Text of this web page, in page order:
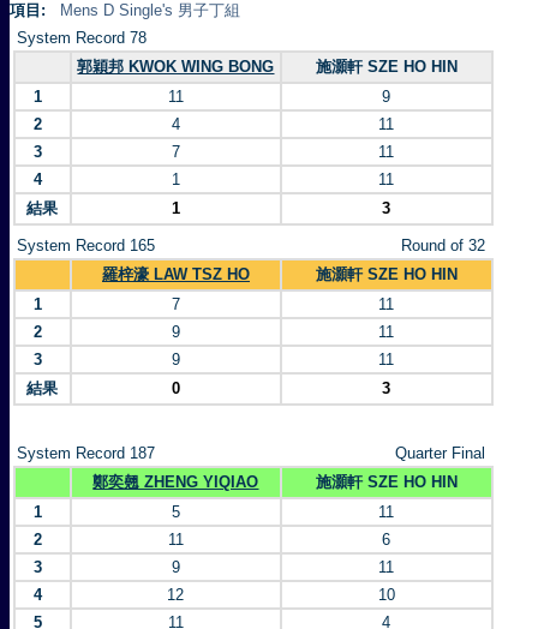
項目:
Mens D Single's 男子丁組
System Record 78
郭穎邦 KWOK WING BONG
施灝軒 SZE HO HIN
1
11
9
2
4
11
3
7
11
4
1
11
結果
1 3
System Record 165
Round of 32
羅梓濠 LAW TSZ HO
施灝軒 SZE HO HIN
1
7
11
2
9
11
3
9
11
結果
0 3
System Record 187
Quarter Final
鄭奕翹 ZHENG YIQIAO
施灝軒 SZE HO HIN
1
5
11
2
11
6
3
9
11
4
12
10
5
11
4